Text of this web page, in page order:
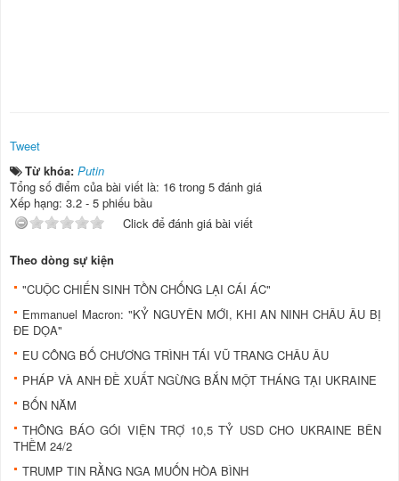
Tweet
Từ khóa: Putin
Tổng số điểm của bài viết là: 16 trong 5 đánh giá
Xếp hạng: 3.2 - 5 phiếu bầu
Click để đánh giá bài viết
Theo dòng sự kiện
"CUỘC CHIẾN SINH TỒN CHỐNG LẠI CÁI ÁC"
Emmanuel Macron: "KỶ NGUYÊN MỚI, KHI AN NINH CHÂU ÂU BỊ
ĐE DỌA"
EU CÔNG BỐ CHƯƠNG TRÌNH TÁI VŨ TRANG CHÂU ÂU
PHÁP VÀ ANH ĐỀ XUẤT NGỪNG BẮN MỘT THÁNG TẠI UKRAINE
BỐN NĂM
THÔNG BÁO GÓI VIỆN TRỢ 10,5 TỶ USD CHO UKRAINE BÊN
THỀM 24/2
TRUMP TIN RẰNG NGA MUỐN HÒA BÌNH